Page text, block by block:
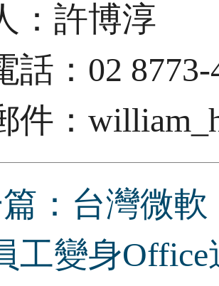
：許博淳
話：02 8773-
件：
篇：台灣微
工變身Office